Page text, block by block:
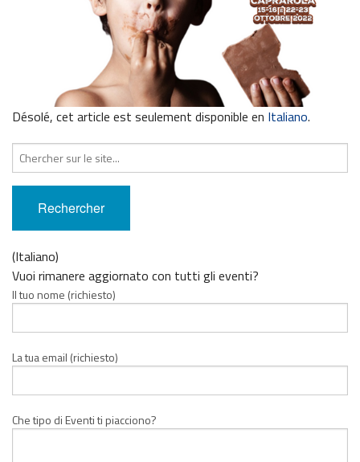
Désolé, cet article est seulement disponible en Italiano.
Recherche
pour
:
(Italiano)
Vuoi rimanere aggiornato con tutti gli eventi?
Il tuo nome (richiesto)
La tua email (richiesto)
Che tipo di Eventi ti piacciono?